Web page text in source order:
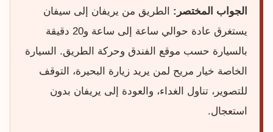
الجواب المختصر: الطريق من يريفان إلى سيفان
يستغرق عادة حوالي ساعة إلى ساعة و20 دقيقة
بالسيارة حسب موقع الفندق وحركة الطريق. السيارة
الخاصة خيار مريح لمن يريد زيارة البحيرة، التوقف
للتصوير، تناول الغداء، والعودة إلى يريفان بدون
استعجال.